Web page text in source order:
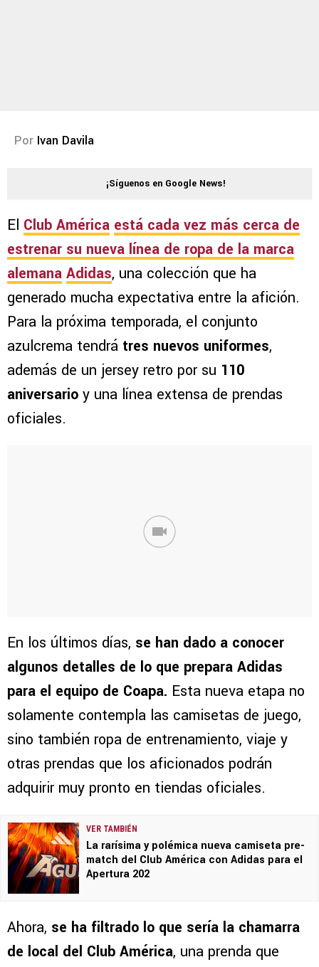
Por Ivan Davila
¡Síguenos en Google News!
El Club América está cada vez más cerca de
estrenar su nueva línea de ropa de la marca
alemana Adidas, una colección que ha
generado mucha expectativa entre la afición.
Para la próxima temporada, el conjunto
azulcrema tendrá tres nuevos uniformes,
además de un jersey retro por su 110
aniversario y una línea extensa de prendas
oficiales.
En los últimos días, se han dado a conocer
algunos detalles de lo que prepara Adidas
para el equipo de Coapa. Esta nueva etapa no
solamente contempla las camisetas de juego,
sino también ropa de entrenamiento, viaje y
otras prendas que los aficionados podrán
adquirir muy pronto en tiendas oficiales.
VER TAMBIÉN
La rarísima y polémica nueva camiseta pre-
match del Club América con Adidas para el
Apertura 202
Ahora, se ha filtrado lo que sería la chamarra
de local del Club América, una prenda que